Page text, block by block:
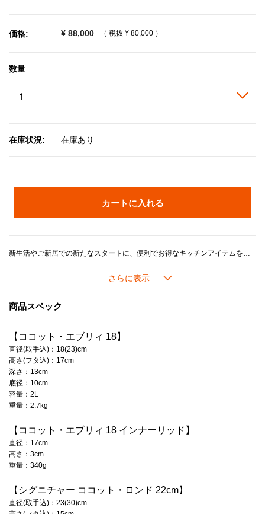
価格: ¥ 88,000 （ 税抜 ¥ 80,000 ）
数量
在庫状況: 在庫あり
カートに入れる
新生活やご新居での新たなスタートに、便利でお得なキッチンアイテムをセットにしました。両手鍋2点、ココット・エブリィ（専用インナーリッド付き）1点、食器セット2点に加え、料理に欠かせないキッチンツール2点を春らしい爽やかなカラーでご用意しました。
■シグニチャー ココット・ロンド 22cm：さまざまな調理法がひとつでできる定番のお鍋です。
■ミニ・ボール 16cm (4個入り)：スープやライス類、サラダやマリネなど副菜を入れるのに最適なボールの4個セットです。
■アペタイザー プレート 17cm (4枚入り)：前菜やパン、ケーキ皿に最適なサイズのプレート4枚セットです。
■メープルウッド・スプーン : 鍋底の丸みに合うように設計されたスプーンです。
■メープルウッド・トリベット : 温かみある天然木のトリベットです。
【セット内容】
・ココット・エブリィ 18 メレンゲ (シルバーツマミ) x1
・ココット・エブリィ 18 インナーリッド x1
・EOS キャセロール 18 メレンゲ ×1
・ミニ・ボール 16cm (4個入り) カームコレクション x1
・アペタイザー プレート 17cm (4枚入り) カームコレクション x1
・メープルウッド・スプーン (L) ×1
<製品についての注意点>
商品スペック
【ココット・エブリィ 18】
直径(取手込)：18(23)cm
高さ(フタ込)：17cm
深さ：13cm
底径：10cm
容量：2L
重量：2.7kg
【ココット・エブリィ 18 インナーリッド】
直径：17cm
高さ：3cm
重量：340g
【シグニチャー ココット・ロンド 22cm】
直径(取手込)：23(30)cm